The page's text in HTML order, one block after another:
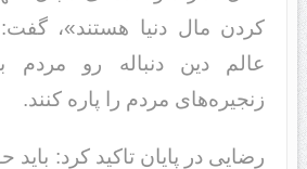
کردن مال دنیا هستند»، گفت:
عالم دین دنباله رو مردم
زنجیره‌های مردم را پاره کنند.
رضایی در پایان تاکید کرد: